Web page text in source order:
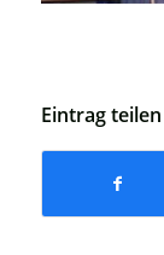
Eintrag teilen